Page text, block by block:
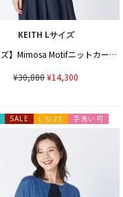
KEITH Lサイズ
【Lサイズ】Mimosa Motifニットカーディガン
¥30,800¥14,300
SALE L SIZE 手洗い可